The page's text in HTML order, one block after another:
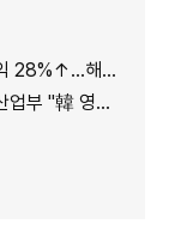
업 호조도 한몫
최소화 협의"